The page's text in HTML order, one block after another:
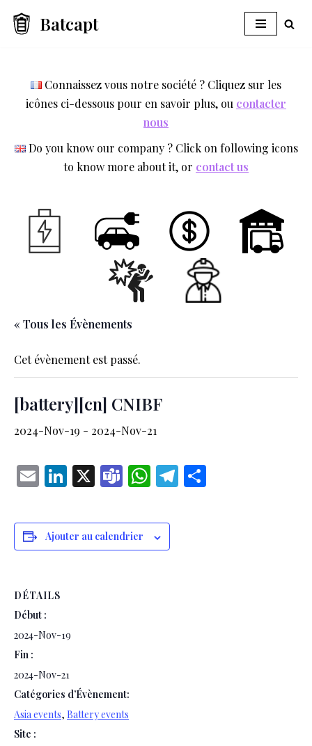
Aller
Batcapt
Connaissez vous notre société ? Cliquez sur les
icônes ci-dessous pour en savoir plus, ou contacter
nous
Do you know our company ? Click on following icons
to know more about it, or contact us
« Tous les Évènements
Cet évènement est passé.
[battery][cn] CNIBF
2024-Nov-19 - 2024-Nov-21
EmailLinkedIn
X Teams
WhatsApp
Telegram
Ajouter au calendrier
DÉTAILS
Début :
2024-Nov-19
Fin :
2024-Nov-21
Catégories d’Évènement:
Asia events, Battery events
Site :